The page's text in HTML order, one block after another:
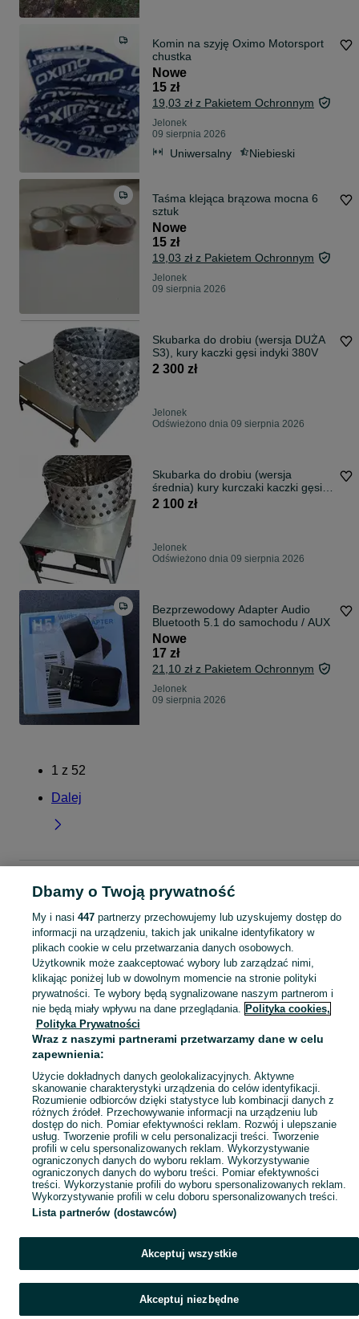
Komin na szyję Oximo Motorsport
chustka
Nowe
15 zł
19,03 zł z Pakietem Ochronnym
Jelonek
09 sierpnia 2026
Uniwersalny Niebieski
Taśma klejąca brązowa mocna 6
sztuk
Nowe
15 zł
19,03 zł z Pakietem Ochronnym
Jelonek
09 sierpnia 2026
Skubarka do drobiu (wersja DUŻA
S3), kury kaczki gęsi indyki 380V
2 300 zł
Jelonek
Odświeżono dnia 09 sierpnia 2026
Skubarka do drobiu (wersja
średnia) kury kurczaki kaczki gęsi
230V 380
2 100 zł
Jelonek
Odświeżono dnia 09 sierpnia 2026
Bezprzewodowy Adapter Audio
Bluetooth 5.1 do samochodu / AUX
Nowe
17 zł
21,10 zł z Pakietem Ochronnym
Jelonek
09 sierpnia 2026
1 z 52
Dalej
KATEGORIA
Skorzystaj z największego serwisu ogłoszeniowego - Jelonek i okolice! Kupuj to, czego pragniesz i sprzedawaj to, czego już nie potrzebujesz! Zobacz
Mapa kategorii
Mapa miejscowości
Mapa ministron
Popularne wyszukiwania
Dbamy o Twoją prywatność
My i nasi 447partnerzy przechowujemy lub uzyskujemy dostęp do
informacji na urządzeniu, takich jak unikalne identyfikatory w
plikach cookie w celu przetwarzania danych osobowych.
Użytkownik może zaakceptować wybory lub zarządzać nimi,
klikając poniżej lub w dowolnym momencie na stronie polityki
prywatności. Te wybory będą sygnalizowane naszym partnerom i
nie będą miały wpływu na dane przeglądania. Polityka cookies,
Polityka Prywatności
Wraz z naszymi partnerami przetwarzamy dane w celu
zapewnienia:
Użycie dokładnych danych geolokalizacyjnych. Aktywne
skanowanie charakterystyki urządzenia do celów identyfikacji.
Rozumienie odbiorców dzięki statystyce lub kombinacji danych z
różnych źródeł. Przechowywanie informacji na urządzeniu lub
dostęp do nich. Pomiar efektywności reklam. Rozwój i ulepszanie
usług. Tworzenie profili w celu personalizacji treści. Tworzenie
profili w celu spersonalizowanych reklam. Wykorzystywanie
ograniczonych danych do wyboru reklam. Wykorzystywanie
ograniczonych danych do wyboru treści. Pomiar efektywności
treści. Wykorzystanie profili do wyboru spersonalizowanych reklam.
Wykorzystywanie profili w celu doboru spersonalizowanych treści.
Lista partnerów (dostawców)
Akceptuj wszystkie
Akceptuj niezbędne